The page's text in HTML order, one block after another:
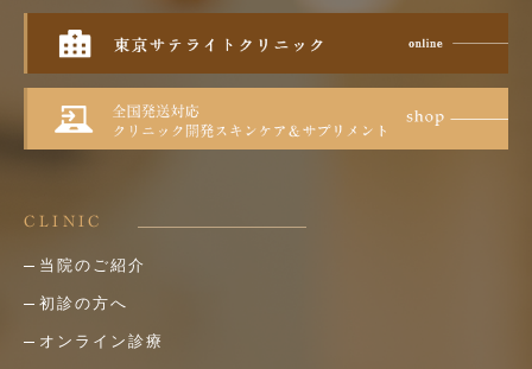
CLINIC
当院のご紹介
初診の方へ
オンライン診療